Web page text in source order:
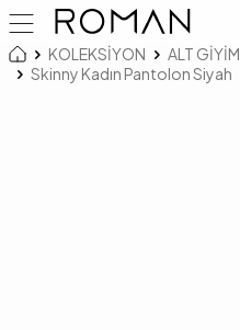
KOLEKSİYON ALT GİYİM
Skinny Kadın Pantolon Siyah